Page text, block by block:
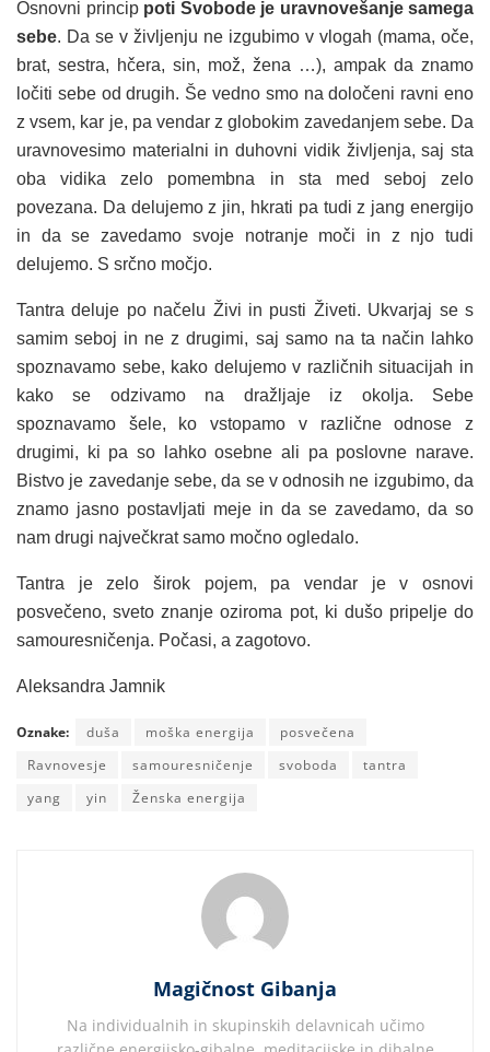
Osnovni princippoti Svobode je uravnovešanje samega
sebe. Da se v življenju ne izgubimo v vlogah (mama, oče,
brat, sestra, hčera, sin, mož, žena …), ampak da znamo
ločiti sebe od drugih. Še vedno smo na določeni ravni eno
z vsem, kar je, pa vendar z globokim zavedanjem sebe. Da
uravnovesimo materialni in duhovni vidik življenja, saj sta
oba vidika zelo pomembna in sta med seboj zelo
povezana. Da delujemo z jin, hkrati pa tudi z jang energijo
in da se zavedamo svoje notranje moči in z njo tudi
delujemo. S srčno močjo.
Tantra deluje po načelu Živi in pusti Živeti. Ukvarjaj se s
samim seboj in ne z drugimi, saj samo na ta način lahko
spoznavamo sebe, kako delujemo v različnih situacijah in
kako se odzivamo na dražljaje iz okolja. Sebe
spoznavamo šele, ko vstopamo v različne odnose z
drugimi, ki pa so lahko osebne ali pa poslovne narave.
Bistvo je zavedanje sebe, da se v odnosih ne izgubimo, da
znamo jasno postavljati meje in da se zavedamo, da so
nam drugi največkrat samo močno ogledalo.
Tantra je zelo širok pojem, pa vendar je v osnovi
posvečeno, sveto znanje oziroma pot, ki dušo pripelje do
samouresničenja. Počasi, a zagotovo.
Aleksandra Jamnik
Oznake: duša moška energija
posvečena
Ravnovesje
samouresničenje svoboda
tantra
yang
yin Ženska energija
Magičnost Gibanja
Na individualnih in skupinskih delavnicah učimo